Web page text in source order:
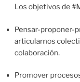
Los objetivos de
Pensar-proponer-
articularnos
colaboración.
Promover